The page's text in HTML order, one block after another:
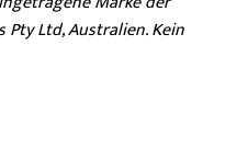
Ltd, Australien. Kein